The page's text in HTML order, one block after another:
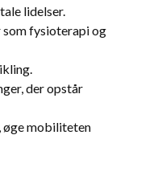
lidelser.
fysioterapi og
der opstår
øge mobiliteten